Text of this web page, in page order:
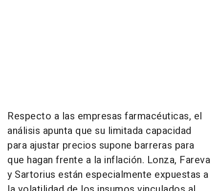
Respecto a las empresas farmacéuticas, el
análisis apunta que su limitada capacidad
para ajustar precios supone barreras para
que hagan frente a la inflación. Lonza, Fareva
y Sartorius están especialmente expuestas a